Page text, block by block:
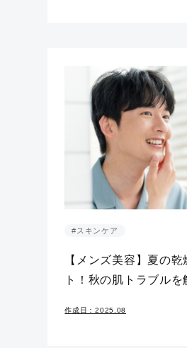
#スキンケア
【メンズ美容】夏の
ト！秋の肌トラブル
作成日：2025.08